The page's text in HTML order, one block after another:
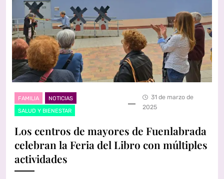
FAMILIA
NOTICIAS
SALUD Y BIENESTAR
31 de marzo de
2025
Los centros de mayores de Fuenlabrada
celebran la Feria del Libro con múltiples
actividades